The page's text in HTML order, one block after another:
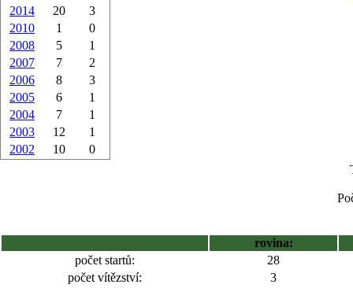
2014
20
3
2010
1
0
2008
5
1
2007
7
2
2006
8
3
2005
6
1
2004
7
1
2003
12
1
2002
10 0
rovina:
počet startů:
28
počet vítězství:
3